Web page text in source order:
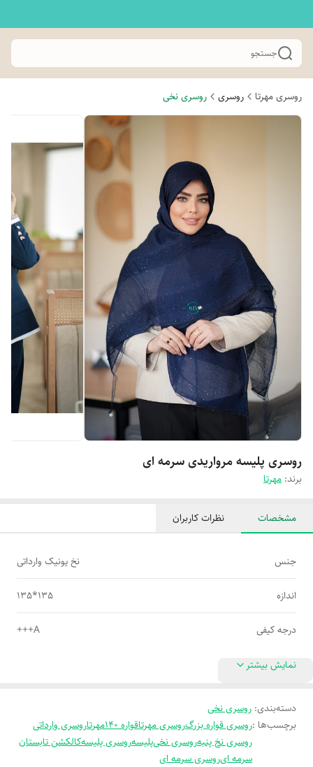
جستجو
روسری مهرتا روسری روسری نخی
روسری پلیسه مرواریدی سرمه ای
برند: مهرتا
مشخصات نظرات کاربران
جنس نخ یونیک وارداتی
اندازه 135*135
درجه کیفی A+++
نمایش بیشتر
دسته‌بندی: روسری نخی
برچسب‌ها :روسری قواره بزرگروسری مهرتاقواره 140 مهرتاروسری وارداتی
روسری نخ پنبهروسری نخیپلیسهروسری پلیسهکالکشن تابستان
سرمه ایروسری سرمه ای